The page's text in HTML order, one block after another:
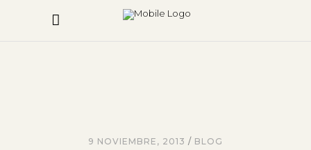
9 NOVIEMBRE, 2013 BLOG